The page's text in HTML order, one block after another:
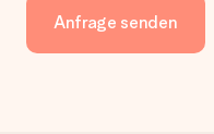
Anfrage senden